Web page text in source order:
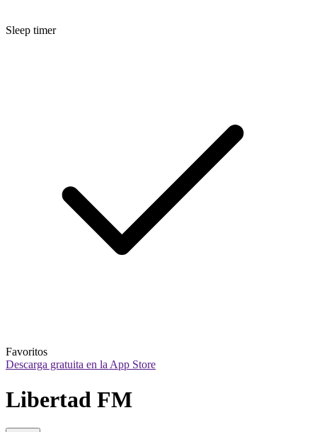
Sleep timer
Favoritos
Descarga gratuita en la App Store
Libertad FM